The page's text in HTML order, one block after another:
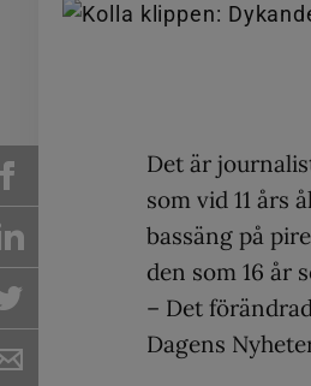
Det är
som vid 11 års
bassäng på
den som 16 år
– Det
Dagens